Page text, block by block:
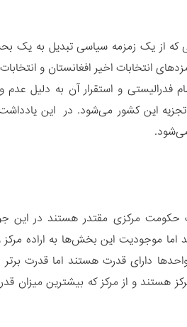
که از یک زمزمه سیاسی تبدیل به
انتخابات اخیر افغانستان و
و استقرار آن به دلیل عدم
این کشور می‌شود. در این
مرکزی مقتدر هستند در این
موجودیت این بخش‌ها به اراده
دارای قدرت هستند اما قدرت برتر
و از مرکز که بیشترین میزان